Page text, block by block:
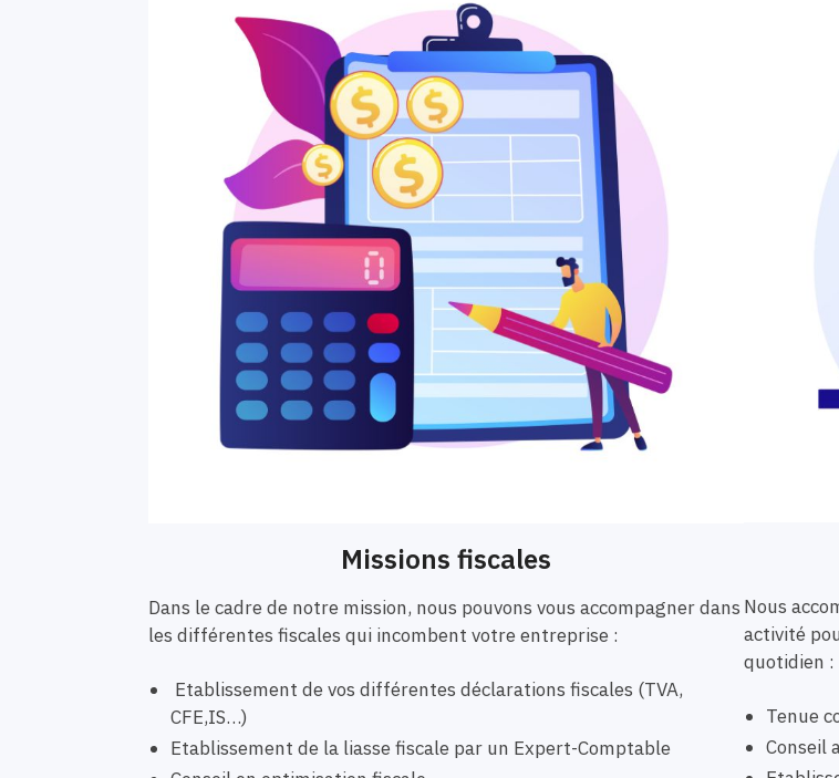
Missions fiscales
Dans le cadre de notre mission, nous pouvons vous accompagner dans
les différentes fiscales qui incombent votre entreprise :
Etablissement de vos différentes déclarations fiscales (TVA,
CFE,IS…)
Etablissement de la liasse fiscale par un Expert-Comptable
Nous
activité
quotidien :
Tenue
Conseil